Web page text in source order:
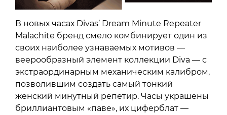
В новых часах Divas’ Dream Minute Repeater
Malachite бренд смело комбинирует один из
своих наиболее узнаваемых мотивов —
веерообразный элемент коллекции Diva — с
экстраординарным механическим калибром,
позволившим создать самый тонкий
женский минутный репетир. Часы украшены
бриллиантовым «паве», их циферблат —